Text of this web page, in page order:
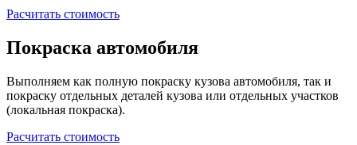
Расчитать стоимость
Покраска автомобиля
Выполняем как полную покраску кузова автомобиля, так и
покраску отдельных деталей кузова или отдельных участков
(локальная покраска).
Расчитать стоимость